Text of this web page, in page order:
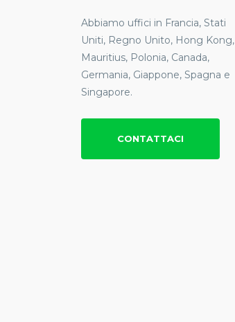
Abbiamo uffici in Francia, Stati
Uniti, Regno Unito, Hong Kong,
Mauritius, Polonia, Canada,
Germania, Giappone, Spagna e
Singapore.
CONTATTACI